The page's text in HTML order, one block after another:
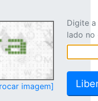
imagem]
Digite
lado no